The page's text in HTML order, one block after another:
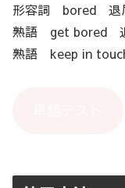
形容詞 bored 退
熟語 get bored
熟語 keep in